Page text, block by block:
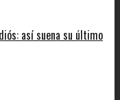
así suena su último